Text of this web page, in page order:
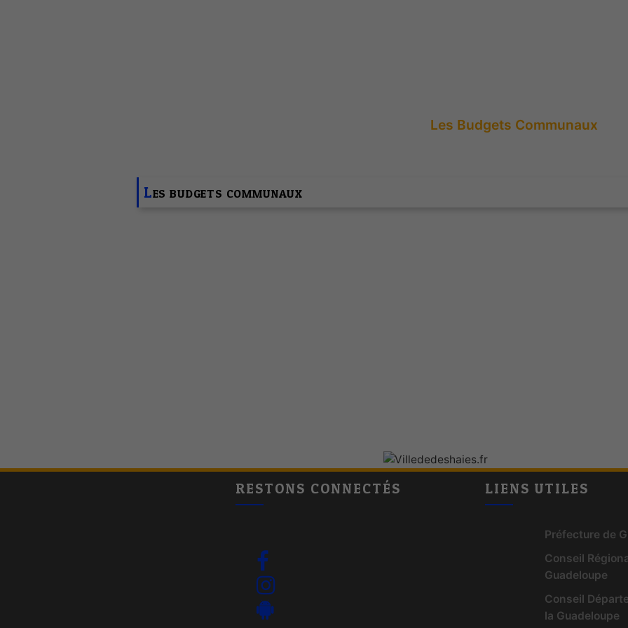
Les Budgets Communaux
LES BUDGETS COMMUNAUX
RESTONS CONNECTÉS LIENS UTILES
Préfecture de
Conseil
Guadeloupe
Conseil
la Guadeloupe